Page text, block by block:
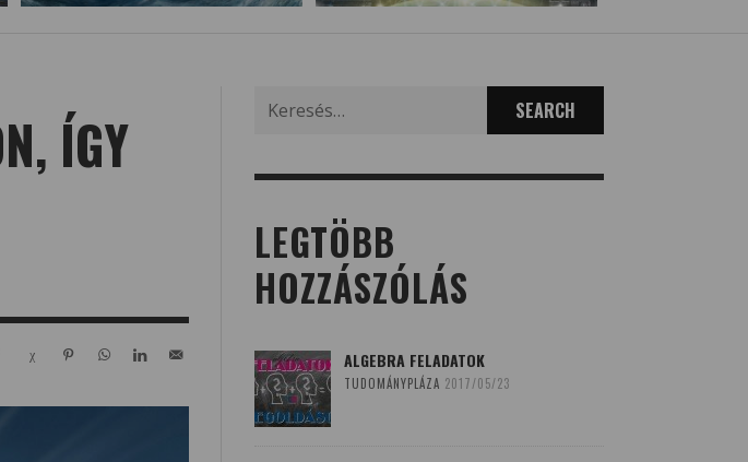
ÍGY
for:
LEGTÖBB
HOZZÁSZÓLÁS
ALGEBRA FELADATOK
TUDOMÁNYPLÁZA 2017/05/23